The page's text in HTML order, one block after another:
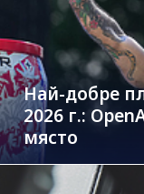
Най-добре
2026 г.:
място